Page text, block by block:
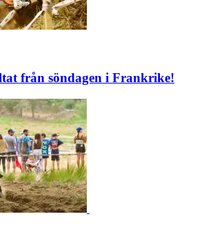
från söndagen i Frankrike!